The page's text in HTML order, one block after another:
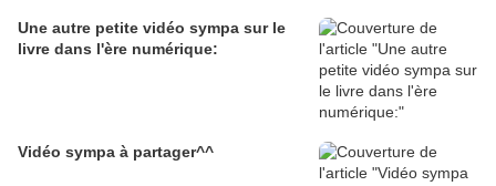
Une autre petite vidéo sympa sur le
livre dans l'ère numérique:
Vidéo sympa à partager^^